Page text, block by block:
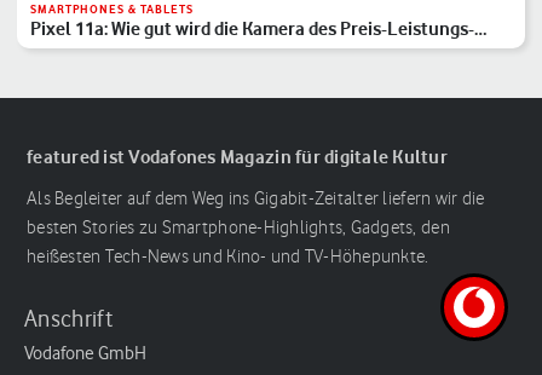
SMARTPHONES & TABLETS
Pixel 11a: Wie gut wird die Kamera des Preis-Leistungs-
Hits?
featured ist Vodafones Magazin für digitale Kultur
Als Begleiter auf dem Weg ins Gigabit-Zeitalter liefern wir die
besten Stories zu Smartphone-Highlights, Gadgets, den
heißesten Tech-News und Kino- und TV-Höhepunkte.
Anschrift
Vodafone GmbH